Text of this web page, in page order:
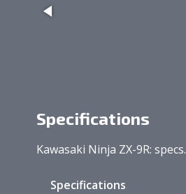
Specifications
Kawasaki Ninja ZX-9R: specs.
Specifications